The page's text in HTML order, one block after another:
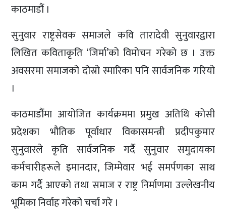
काठमाडौं ।
सुनुवार राष्ट्रसेवक समाजले कवि तारादेवी सुनुवारद्वारा
लिखित कविताकृति ‘जिर्मा’को विमोचन गरेको छ । उक्त
अवसरमा समाजको दोस्रो स्मारिका पनि सार्वजनिक गरियो
।
काठमाडौंमा आयोजित कार्यक्रममा प्रमुख अतिथि कोसी
प्रदेशका भौतिक पूर्वाधार विकासमन्त्री प्रदीपकुमार
सुनुवारले कृति सार्वजनिक गर्दै सुनुवार समुदायका
कर्मचारीहरूले इमानदार, जिम्मेवार भई समर्पणका साथ
काम गर्दै आएको तथा समाज र राष्ट्र निर्माणमा उल्लेखनीय
भूमिका निर्वाह गरेको चर्चा गरे ।